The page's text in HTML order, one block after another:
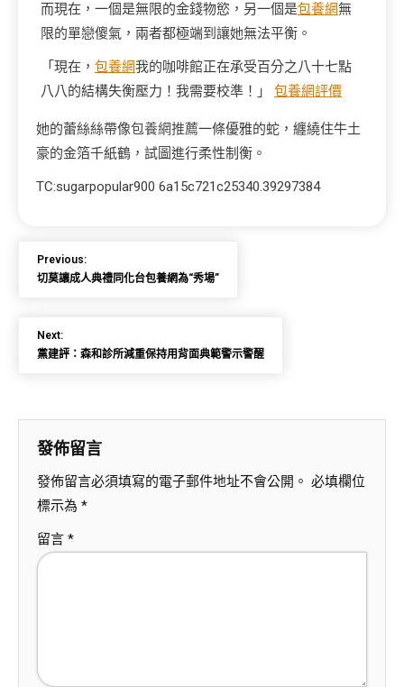
而現在，一個是無限的金錢物慾，另一個是包養網無
限的單戀傻氣，兩者都極端到讓她無法平衡。
「現在， 包養網我的咖啡館正在承受百分之八十七點
八八的結構失衡壓力！我需要校準！」 包養網評價
她的蕾絲絲帶像包養網推薦一條優雅的蛇，纏繞住牛土
豪的金箔千紙鶴，試圖進行柔性制衡。
TC:sugarpopular900 6a15c721c25340.39297384
Previous:
切莫讓成人典禮同化台包養網為“秀場”
Next:
黨建評：森和診所減重保持用背面典範警示警醒
發佈留言
發佈留言必須填寫的電子郵件地址不會公開。 必填欄位
標示為 *
留言 *